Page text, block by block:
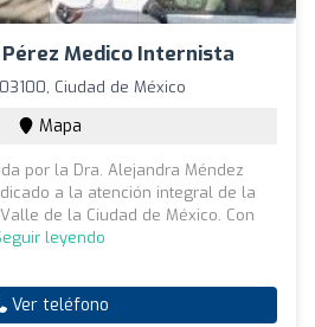
Medico Internista
Ciudad de México
Mapa
por la Dra. Alejandra Méndez
a la atención integral de la
de la Ciudad de México. Con
leyendo
Ver teléfono